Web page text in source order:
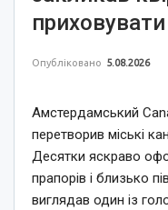
Опубліковано 5.08.2026
Амстердамський
перетворив міські
Десятки яскраво
прапорів і близько
виглядав один із